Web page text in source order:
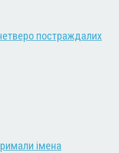
постраждалих
імена